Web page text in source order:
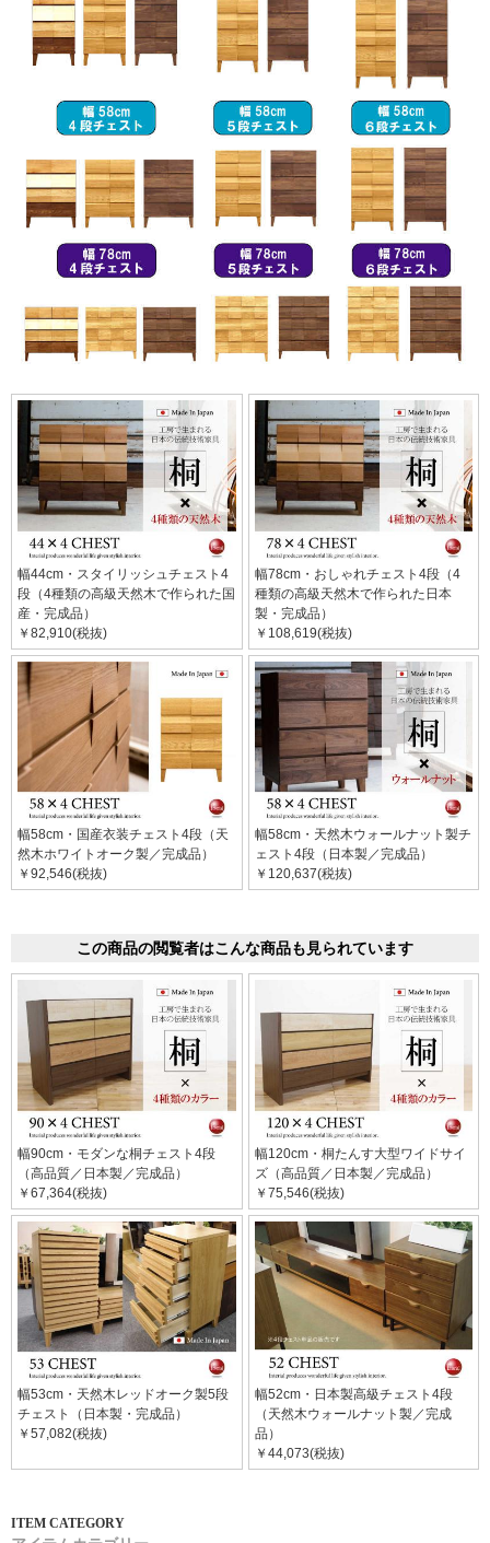
幅44cm・スタイリッシュチェスト4
段（4種類の高級天然木で作られた国
産・完成品）
￥82,910(税抜)
幅78cm・おしゃれチェスト4段（4
種類の高級天然木で作られた日本
製・完成品）
￥108,619(税抜)
幅58cm・国産衣装チェスト4段（天
然木ホワイトオーク製／完成品）
￥92,546(税抜)
幅58cm・天然木ウォールナット製チ
ェスト4段（日本製／完成品）
￥120,637(税抜)
この商品の閲覧者はこんな商品も見られています
幅90cm・モダンな桐チェスト4段
（高品質／日本製／完成品）
￥67,364(税抜)
幅120cm・桐たんす大型ワイドサイ
ズ（高品質／日本製／完成品）
￥75,546(税抜)
幅53cm・天然木レッドオーク製5段
チェスト（日本製・完成品）
￥57,082(税抜)
幅52cm・日本製高級チェスト4段
（天然木ウォールナット製／完成
品）
￥44,073(税抜)